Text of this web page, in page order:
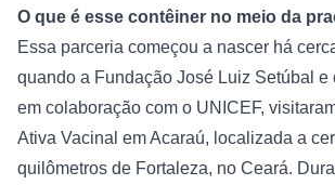
O que é esse contêiner no meio da
Essa parceria começou a nascer há
quando a Fundação José Luiz Setúbal e
em colaboração com o UNICEF,
Ativa Vacinal em Acaraú, localizada a
quilômetros de Fortaleza, no Ceará.